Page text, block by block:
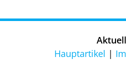
Aktuell
Hauptartikel